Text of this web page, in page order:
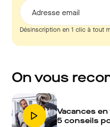
Adresse email
Désinscription en 1 clic à tout
On vous
Vacances
5 conseils